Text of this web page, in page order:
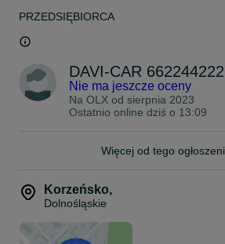
PRZEDSIĘBIORCA
DAVI-CAR 662244222
Nie ma jeszcze oceny
Na OLX od sierpnia 2023
Ostatnio online dziś o 13:09
Więcej od tego
Korzeńsko,
Dolnośląskie